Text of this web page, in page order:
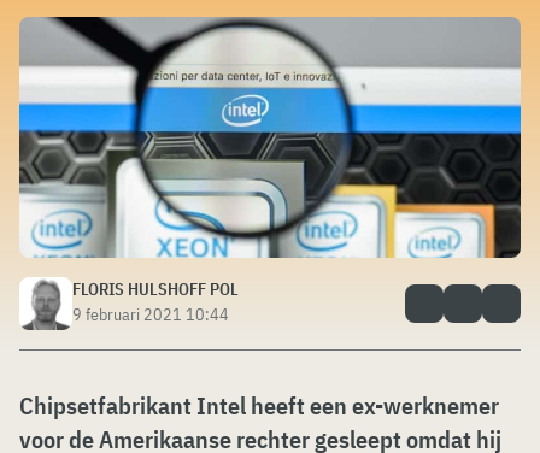
FLORIS HULSHOFF POL
9 februari 2021 10:44
Chipsetfabrikant Intel heeft een ex-werknemer
voor de Amerikaanse rechter gesleept omdat hij